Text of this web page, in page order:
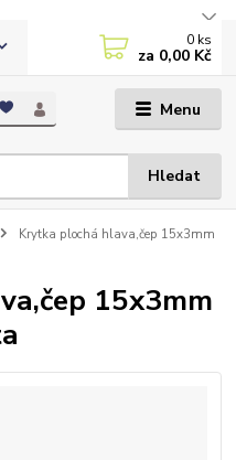
Menu
Hledat
0 ks
za 0,00 Kč
Krytka plochá hlava,čep 15x3mm
15x3mm